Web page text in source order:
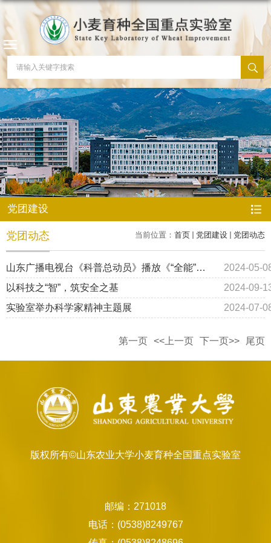
党团建设
当前位置： 首页 党团建设 党团动态
党团动态
山东广播电视台《科普总动员》播放《“全能”小
麦诞生记》
2024-05-
以科技之“智”，筑安全之基
2024-09-
实验室举办科学家精神主题展
2024-07-
第一页 <<上一页 下一页>> 尾页
版权所有©山东农业大学小麦育种全国重点实验室
邮编：271018
电话：(0538)8249767